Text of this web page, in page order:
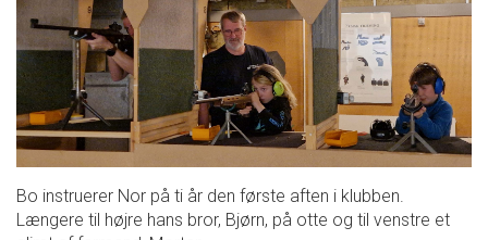
Bo instruerer Nor på ti år den første aften i klubben.
Længere til højre hans bror, Bjørn, på otte og til venstre et